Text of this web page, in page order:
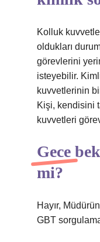
Kolluk
oldukları
görevlerini
isteyebilir.
kuvvetlerinin
Kişi, kendisini
kuvvetleri
Gece
mi?
Hayır,
GBT